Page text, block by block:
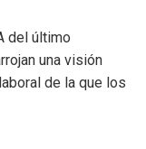
del último
una visión
de la que los